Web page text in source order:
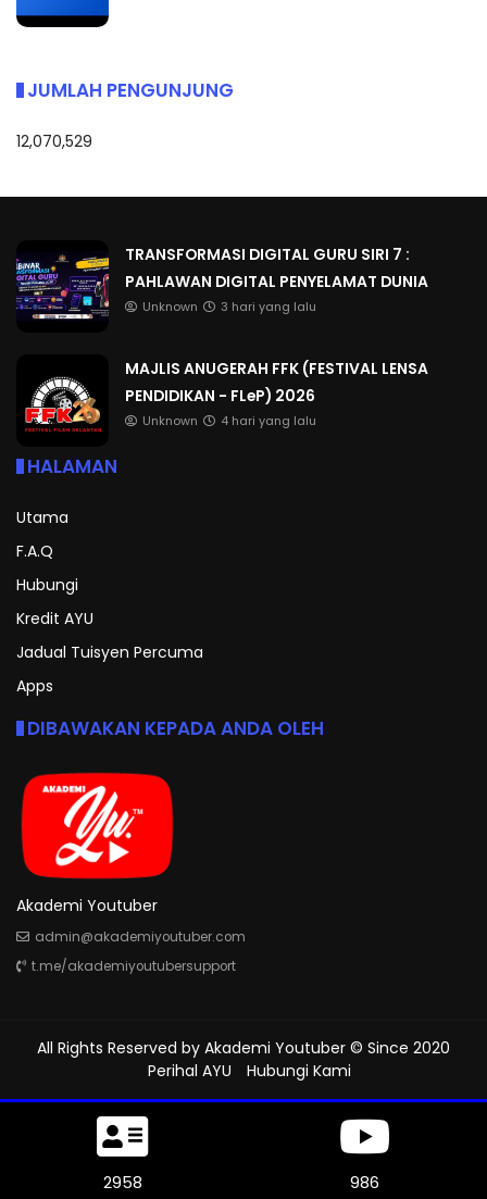
JUMLAH PENGUNJUNG
12,070,529
TRANSFORMASI DIGITAL GURU SIRI 7 :
PAHLAWAN DIGITAL PENYELAMAT DUNIA
Unknown 3 hari yang lalu
MAJLIS ANUGERAH FFK (FESTIVAL LENSA
PENDIDIKAN - FLeP) 2026
Unknown 4 hari yang lalu
HALAMAN
Utama
F.A.Q
Hubungi
Kredit AYU
Jadual Tuisyen Percuma
Apps
DIBAWAKAN KEPADA ANDA OLEH
Akademi Youtuber
admin@akademiyoutuber.com
t.me/akademiyoutubersupport
All Rights Reserved by Akademi Youtuber © Since 2020
Perihal AYU
Hubungi Kami
3492 1164